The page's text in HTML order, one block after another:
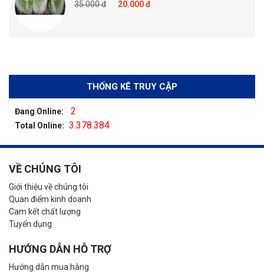
35.000 đ 20.000 đ
THỐNG KÊ TRUY CẬP
Đang Online: 2
Total Online: 3.378.384
VỀ CHÚNG TÔI
Giới thiệu về chúng tôi
Quan điểm kinh doanh
Cam kết chất lượng
Tuyển dụng
HƯỚNG DẪN HỖ TRỢ
Hướng dẫn mua hàng